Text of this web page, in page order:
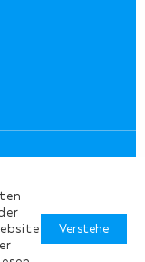
Verstehe